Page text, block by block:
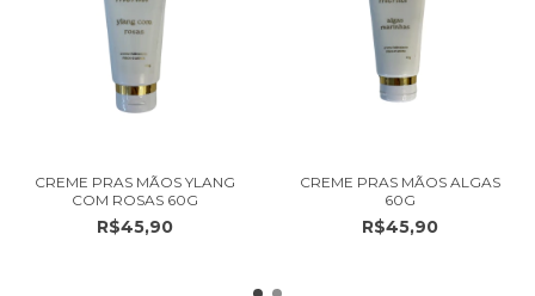
CREME PRAS MÃOS YLANG
COM ROSAS 60G
R$45,90
CREME PRAS MÃOS ALGAS
60G
R$45,90